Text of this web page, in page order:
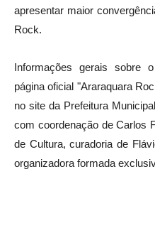
apresentar maior
Rock.
Informações gerais sobre
página oficial "Araraquara
no site da Prefeitura
com coordenação de Carlos
de Cultura, curadoria de
organizadora formada